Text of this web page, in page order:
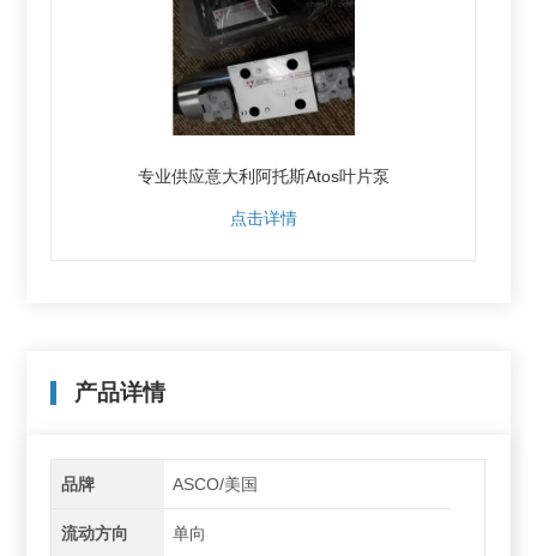
专业供应意大利阿托斯Atos叶片泵
点击详情
产品详情
品牌 ASCO/美国
流动方向 单向